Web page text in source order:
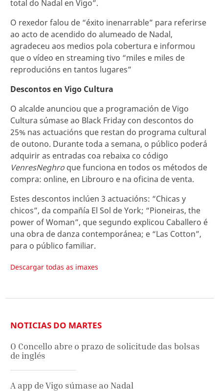
total do Nadal en Vigo”.
O rexedor falou de “éxito inenarrable” para referirse
ao acto de acendido do alumeado de Nadal,
agradeceu aos medios pola cobertura e informou
que o vídeo en streaming tivo “miles e miles de
reproducións en tantos lugares”
Descontos en Vigo Cultura
O alcalde anunciou que a programación de Vigo
Cultura súmase ao Black Friday con descontos do
25% nas actuacións que restan do programa cultural
de outono. Durante toda a semana, o público poderá
adquirir as entradas coa rebaixa co código
VenresNeghro que funciona en todos os métodos de
compra: online, en Librouro e na oficina de venta.
Estes descontos inclúen 3 actuacións: “Chicas y
chicos”, da compañía El Sol de York; “Pioneiras, the
power of Woman”, que segundo explicou Caballero é
una obra de danza contemporánea; e “Las Cotton”,
para o público familiar.
Descargar todas as imaxes
NOTICIAS DO MARTES
O Concello abre o prazo de solicitude das bolsas
de inglés
A app de Vigo súmase ao Nadal